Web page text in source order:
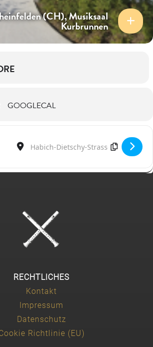
(CH), Musiksaal
Kurbrunnen
GOOGLECAL
Address - Herbstkonzert in der Reha
Destination Address - Herbstkonzert
RECHTLICHES
Kontakt
Impressum
Datenschutz
Richtlinie (EU)